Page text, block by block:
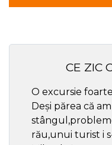
CE ZIC
O excursie
Deși părea că
rău,unui turist i